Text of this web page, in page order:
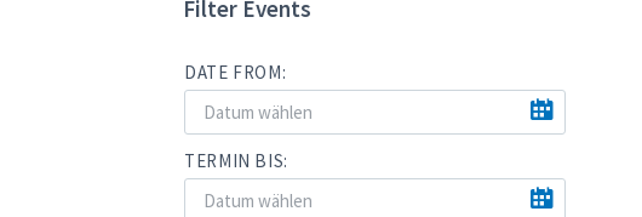
Filter Events
DATE FROM:
TERMIN BIS: